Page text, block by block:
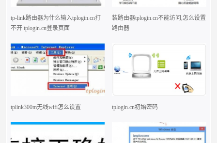
tp-link路由器为什么输入tplogin.cn打
不开 tplogin.cn登录页面
装路由器tplogin.cn不能访问,怎么设置
路由器
tplink300m无线wifi怎么设置 tplogin.cn初始密码